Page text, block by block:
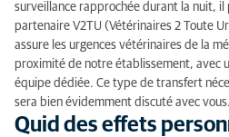
surveillance rapprochée durant la nuit,
partenaire V2TU (Vétérinaires 2 Toute
assure les urgences vétérinaires de la
proximité de notre établissement, avec
équipe dédiée. Ce type de transfert
sera bien évidemment discuté avec vous.
Quid des effets